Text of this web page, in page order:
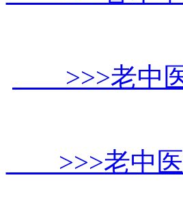
>>>老中医
>>>老中医